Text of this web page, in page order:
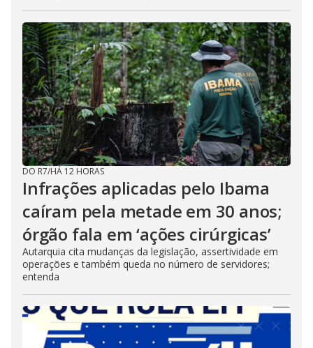
DO R7/HÁ 12 HORAS
Infrações aplicadas pelo Ibama
caíram pela metade em 30 anos;
órgão fala em ‘ações cirúrgicas’
Autarquia cita mudanças da legislação, assertividade em
operações e também queda no número de servidores;
entenda